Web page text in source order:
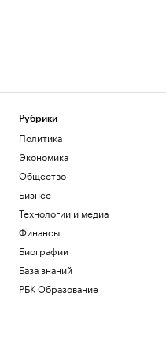
Рубрики
Политика
Экономика
Общество
Бизнес
Технологии и медиа
Финансы
Биографии
База знаний
РБК Образование